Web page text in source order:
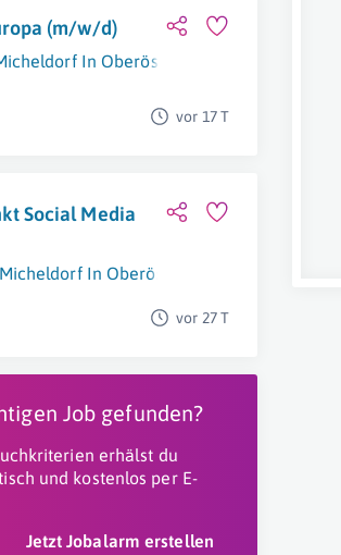
(m/w/d)
In Oberösterreich
vor 17 T
Social Media
Micheldorf In Oberösterreich
vor 27 T
Job gefunden?
erhälst du
und kostenlos per E-
Jetzt Jobalarm erstellen